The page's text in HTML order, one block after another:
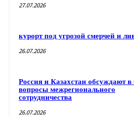
27.07.2026
курорт под угрозой смерчей и
26.07.2026
Россия и Казахстан обсуждают
вопросы межрегионального
сотрудничества
26.07.2026